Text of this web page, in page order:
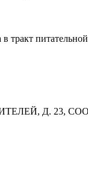
в тракт
Д. 23,